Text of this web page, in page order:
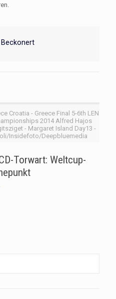
Croatia - Greece Final 5-6th LEN
2014 Alfred Hajos
- Margaret Island Day13 -
Insidefoto/Deepbluemedia
Torwart: Weltcup-